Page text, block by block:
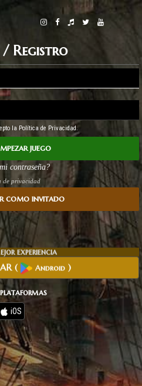
/ Registro
la Política de Privacidad.
juego
contraseña?
de privacidad
como invitado
experiencia
( Android )
iOS